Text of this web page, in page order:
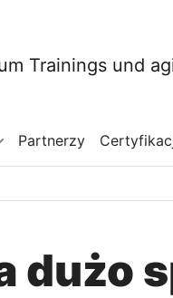
Partnerzy
dużo